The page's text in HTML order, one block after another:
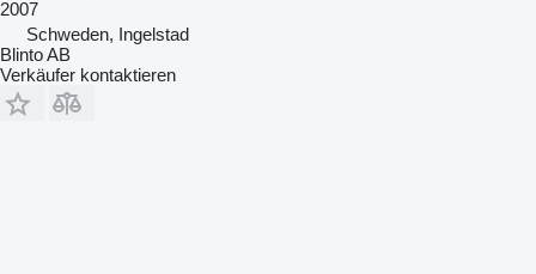
2007
Schweden, Ingelstad
Blinto AB
Verkäufer kontaktieren